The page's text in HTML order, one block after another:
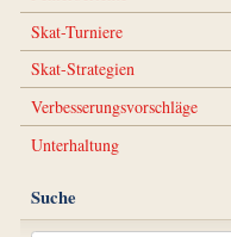
Skat-Turniere
Skat-Strategien
Verbesserungsvorschläge
Unterhaltung
Suche